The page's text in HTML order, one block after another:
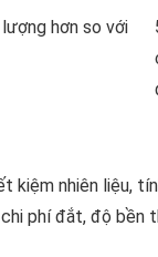
hơn so với
kiệm nhiên liệu,
phí đắt, độ